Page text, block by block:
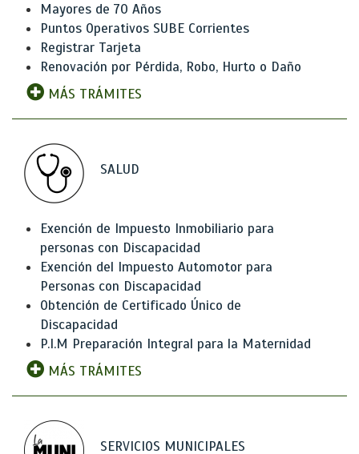
Mayores de 70 Años
Puntos Operativos SUBE Corrientes
Registrar Tarjeta
Renovación por Pérdida, Robo, Hurto o Daño
MÁS TRÁMITES
SALUD
Exención de Impuesto Inmobiliario para
personas con Discapacidad
Exención del Impuesto Automotor para
Personas con Discapacidad
Obtención de Certificado Único de
Discapacidad
P.I.M Preparación Integral para la Maternidad
MÁS TRÁMITES
SERVICIOS MUNICIPALES